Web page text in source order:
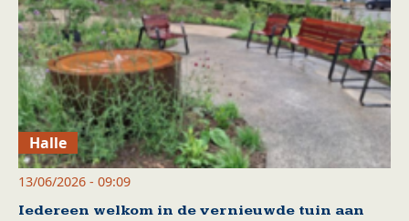
Halle
13/06/2026 - 09:09
Iedereen welkom in de vernieuwde tuin aan